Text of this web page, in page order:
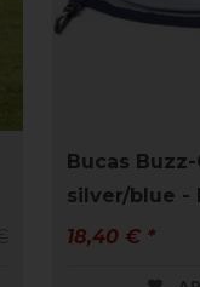
Bucas
silver/blue -
18,40 € *